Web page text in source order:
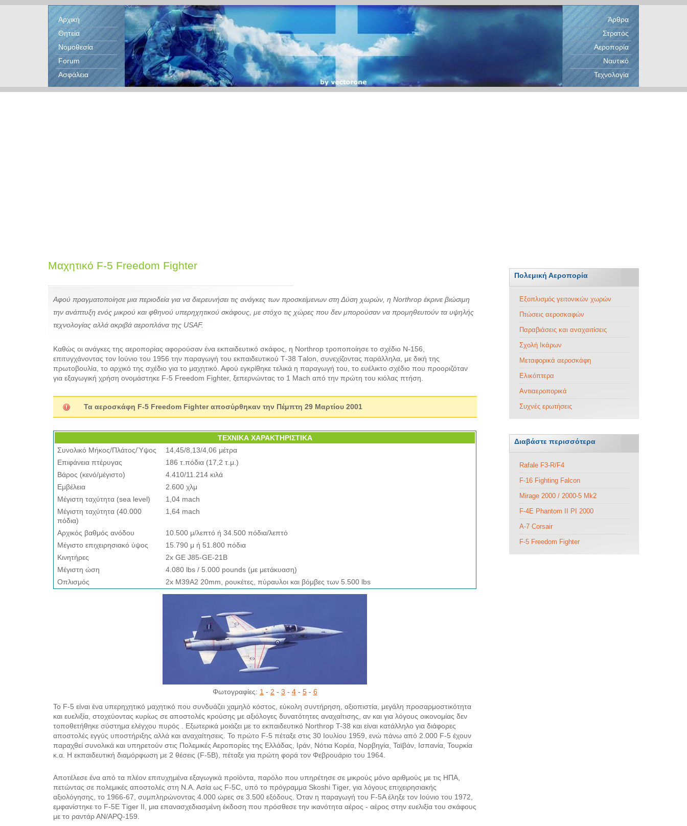
Αρχική
Θητεία
Νομοθεσία
Forum
Ασφάλεια
Άρθρα
Στρατός
Αεροπορία
Ναυτικό
Τεχνολογία
Μαχητικό F-5 Freedom Fighter
Αφού πραγματοποίησε μια περιοδεία για να διερευνήσει τις ανάγκες των προσκείμενων στη Δύση χωρών, η Νorthrop έκρινε βιώσιμη
την ανάπτυξη ενός μικρού και φθηνού υπερηχητικού σκάφους, με στόχο τις χώρες που δεν μπορούσαν να προμηθευτούν τα υψηλής
τεχνολογίας αλλά ακριβά αεροπλάνα της USΑF.
Καθώς οι ανάγκες της αεροπορίας αφορούσαν ένα εκπαιδευτικό σκάφος, η Νorthrop τροποποίησε το σχέδιο Ν-156,
επιτυγχάνοντας τον Ιούνιο του 1956 την παραγωγή του εκπαιδευτικού Τ-38 Τalon, συνεχίζοντας παράλληλα, με δική της
πρωτοβουλία, το αρχικό της σχέδιο για το μαχητικό. Αφού εγκρίθηκε τελικά η παραγωγή του, το ευέλικτο σχέδιο που προοριζόταν
για εξαγωγική χρήση ονομάστηκε F-5 Freedom Fighter, ξεπερνώντας το 1 Μach από την πρώτη του κιόλας πτήση.
Τα αεροσκάφη F-5 Freedom Fighter αποσύρθηκαν την Πέμπτη 29 Μαρτίου 2001
ΤΕΧΝΙΚΑ ΧΑΡΑΚΤΗΡΙΣΤΙΚΑ
Συνολικό Μήκος/Πλάτος/Ύψος
14,45/8,13/4,06 μέτρα
Επιφάνεια πτέρυγας
186 τ.πόδια (17,2 τ.μ.)
Βάρος (κενό/μέγιστο)
4.410/11.214 κιλά
Εμβέλεια
2.600 χλμ
Μέγιστη ταχύτητα (sea level)
1,04 mach
Μέγιστη ταχύτητα (40.000
πόδια)
1,64 mach
Αρχικός βαθμός ανόδου
10.500 μ/λεπτό ή 34.500 πόδια/λεπτό
Μέγιστο επιχειρησιακό ύψος
15.790 μ ή 51.800 πόδια
Κινητήρες
2x GE J85-GE-21B
Μέγιστη ώση
4.080 lbs / 5.000 pounds (με μετάκυαση)
Οπλισμός
2x M39A2 20mm, ρουκέτες, πύραυλοι και βόμβες των 5.500 lbs
Φωτογραφίες: 1 - 2 - 3 - 4- 5- 6
Το F-5 είναι ένα υπερηχητικό μαχητικό που συνδυάζει χαμηλό κόστος, εύκολη συντήρηση, αξιοπιστία, μεγάλη προσαρμοστικότητα
και ευελιξία, στοχεύοντας κυρίως σε αποστολές κρούσης με αξιόλογες δυνατότητες αναχαίτισης, αν και για λόγους οικονομίας δεν
τοποθετήθηκε σύστημα ελέγχου πυρός . Εξωτερικά μοιάζει με το εκπαιδευτικό Northrop T-38 και είναι κατάλληλο για διάφορες
αποστολές εγγύς υποστήριξης αλλά και αναχαίτησεις. Το πρώτο F-5 πέταξε στις 30 Ιουλίου 1959, ενώ πάνω από 2.000 F-5 έχουν
παραχθεί συνολικά και υπηρετούν στις Πολεμικές Αεροπορίες της Ελλάδας, Ιράν, Νότια Κορέα, Νορβηγία, Ταϊβάν, Ισπανία, Τουρκία
κ.α. Η εκπαιδευτική διαμόρφωση με 2 θέσεις (F-5B), πέταξε για πρώτη φορά τον Φεβρουάριο του 1964.
Αποτέλεσε ένα από τα πλέον επιτυχημένα εξαγωγικά προϊόντα, παρόλο που υπηρέτησε σε μικρούς μόνο αριθμούς με τις ΗΠΑ,
πετώντας σε πολεμικές αποστολές στη Ν.Α. Ασία ως F-5C, υπό το πρόγραμμα Skoshi Τiger, για λόγους επιχειρησιακής
αξιολόγησης, το 1966-67, συμπληρώνοντας 4.000 ώρες σε 3.500 εξόδους. Όταν η παραγωγή του F-5Α έληξε τον Ιούνιο του 1972,
εμφανίστηκε το F-5Ε Τiger ΙΙ, μια επανασχεδιασμένη έκδοση που πρόσθεσε την ικανότητα αέρος - αέρος στην ευελιξία του σκάφους
με το ραντάρ ΑΝ/ΑΡQ-159.
Πολεμική Αεροπορία
Εξοπλισμός γειτονικών χωρών
Πτώσεις αεροσκαφών
Παραβιάσεις και αναχαιτίσεις
Σχολή Ικάρων
Μεταφορικά αεροσκάφη
Ελικόπτερα
Αντιαεροπορικά
Συχνές ερωτήσεις
Διαβάστε περισσότερα
Rafale F3-R/F4
F-16 Fighting Falcon
Mirage 2000 / 2000-5 Mk2
F-4E Phantom II PI 2000
A-7 Corsair
F-5 Freedom Fighter